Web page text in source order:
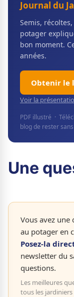
Journal du
Semis,
potager
bon moment.
années.
Obtenir le
Voir la
PDF illustré ·
blog de rester
Une
Vous avez
au potager en
Posez-la
newsletter du
questions.
Les meilleures
tous les